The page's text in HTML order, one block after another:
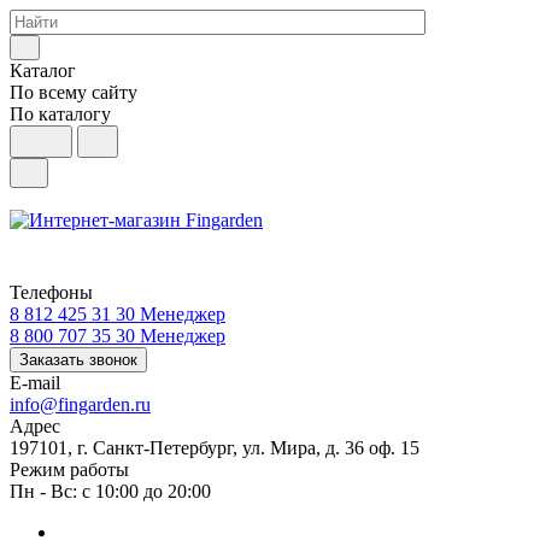
Каталог
По всему сайту
По каталогу
Телефоны
8 812 425 31 30 Менеджер
8 800 707 35 30 Менеджер
Заказать звонок
E-mail
info@fingarden.ru
Адрес
197101, г. Санкт-Петербург, ул. Мира, д. 36 оф. 15
Режим работы
Пн - Вс: с 10:00 до 20:00